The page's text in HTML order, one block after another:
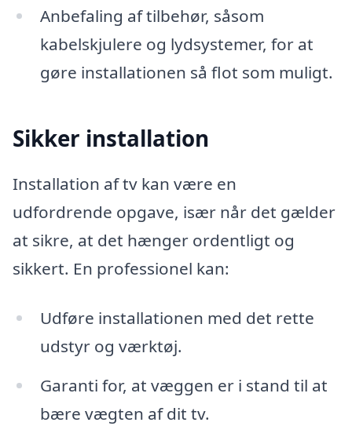
Anbefaling af tilbehør, såsom
kabelskjulere og lydsystemer, for at
gøre installationen så flot som muligt.
Sikker installation
Installation af tv kan være en
udfordrende opgave, især når det gælder
at sikre, at det hænger ordentligt og
sikkert. En professionel kan:
Udføre installationen med det rette
udstyr og værktøj.
Garanti for, at væggen er i stand til at
bære vægten af dit tv.